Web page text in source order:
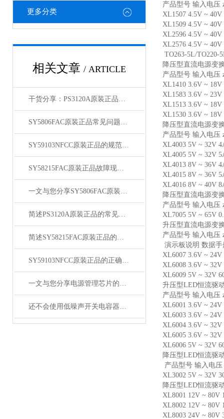
更多分类
相关文章 / ARTICLE
干货分享：PS3120A原装正品使用中的那些常见故障与解决技巧
SY5806FAC原装正品常见问题及对应解决办法大公开
SY59103NFCC原装正品的规范存放管理体系介绍
SY58215FAC原装正品故障现象相应的解决方法介绍
一文与您分享SY5806FAC原装正品的常见问题相应解决方法
简述PS3120A原装正品的常见故障相应解决方法
简述SY58215FAC原装正品的正确安装方法
SY59103NFCC原装正品的正确维护保养方法分享
一文与您分享电源管理芯片的维护保养方法
还不会使用低噪声开关电容器？进来看
产品型号 输入电压
XL1507 4.5V ~
XL1509 4.5V ~
XL2596 4.5V ~
XL2576 4.5V ~
TO263-5L/TO220-
降压型直流电源变
产品型号 输入电压
XL1410 3.6V ~
XL1583 3.6V ~
XL1513 3.6V ~
XL1530 3.6V ~
降压型直流电源变
产品型号 输入电压
XL4003 5V ~ 32V
XL4005 5V ~ 32V
XL4013 8V ~ 36V
XL4015 8V ~
XL4016 8V ~ 40V
降压型直流电源变
产品型号 输入电压
XL7005 5V ~ 65V
升压型直流电源变
产品型号 输入电压
演示板说明 数据
XL6007 3.6V ~
XL6008 3.6V ~
XL6009 5V ~ 32V
升压型LED恒流驱
产品型号 输入电压
XL6001 3.6V ~
XL6003 3.6V ~
XL6004 3.6V ~
XL6005 3.6V ~
XL6006 5V ~ 32V
降压型LED恒流驱
产品型号 输入电
XL3002 5V ~ 32V
降压型LED恒流驱
XL8001 12V ~
XL8002 12V ~
XL8003 24V ~